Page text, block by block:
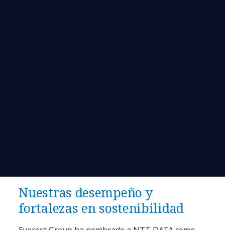
Nuestras desempeño y
fortalezas en sostenibilidad